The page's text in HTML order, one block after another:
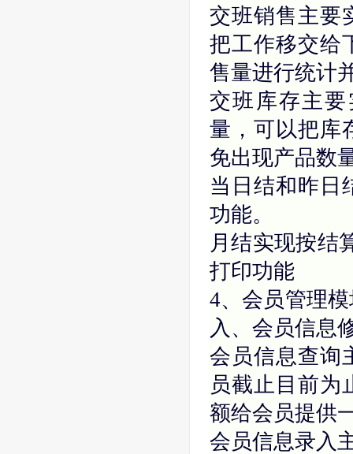
交班销售主要
把工作移交给
售量进行统计
交班库存主
量，可以把库
免出现产品数
当日结和昨日
功能。
月结实现按结
打印功能
4、会员管理
入、会员信息
会员信息查询
员截止目前为
额给会员提供
会员信息录入